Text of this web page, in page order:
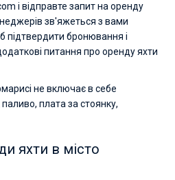
і відправте запит на оренду
зв'яжеться з вами
бронювання і
питання про оренду яхти
не включає в себе
паливо, плата за стоянку,
яхти в місто